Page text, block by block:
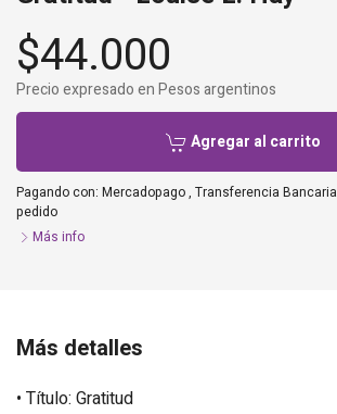
$44.000
Precio expresado en Pesos argentinos
Agregar al carrito
Pagando con: Mercadopago, Transferencia Bancaria
pedido
Más info
Más detalles
• Título: Gratitud